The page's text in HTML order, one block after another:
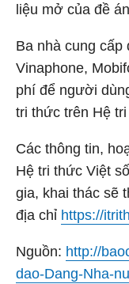
liệu mở của đề
Ba nhà cung cấp
Vinaphone,
phí để người
tri thức trên Hệ
Các thông tin,
Hệ tri thức Việt
gia, khai thác sẽ
địa chỉ https://
Nguồn: http://
dao-Dang-Nha-